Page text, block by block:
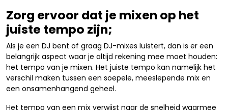
Zorg ervoor dat je mixen op het
juiste tempo zijn;
Als je een DJ bent of graag DJ-mixes luistert, dan is er een
belangrijk aspect waar je altijd rekening mee moet houden:
het tempo van je mixen. Het juiste tempo kan namelijk het
verschil maken tussen een soepele, meeslepende mix en
een onsamenhangend geheel.
Het tempo van een mix verwijst naar de snelheid waarmee